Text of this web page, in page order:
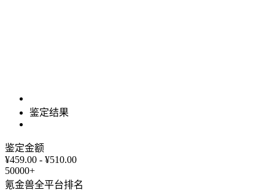
鉴定结果
鉴定金额
¥459.00 - ¥510.00
50000+
氪金兽全平台排名